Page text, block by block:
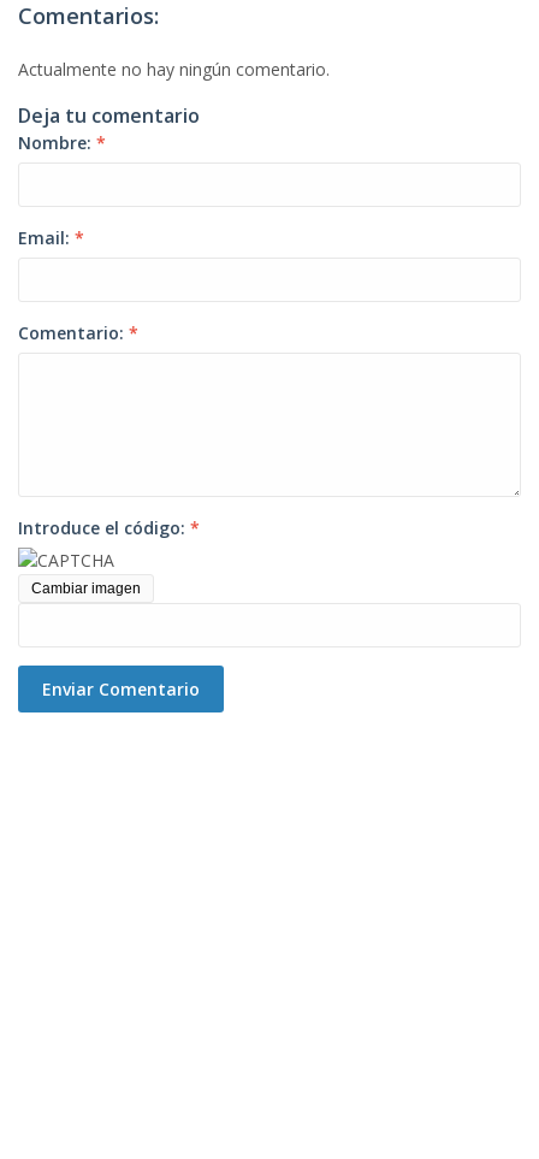
Comentarios:
Actualmente no hay ningún comentario.
Deja tu comentario
Nombre: *
Email: *
Comentario: *
Introduce el código: *
Cambiar imagen
Enviar Comentario